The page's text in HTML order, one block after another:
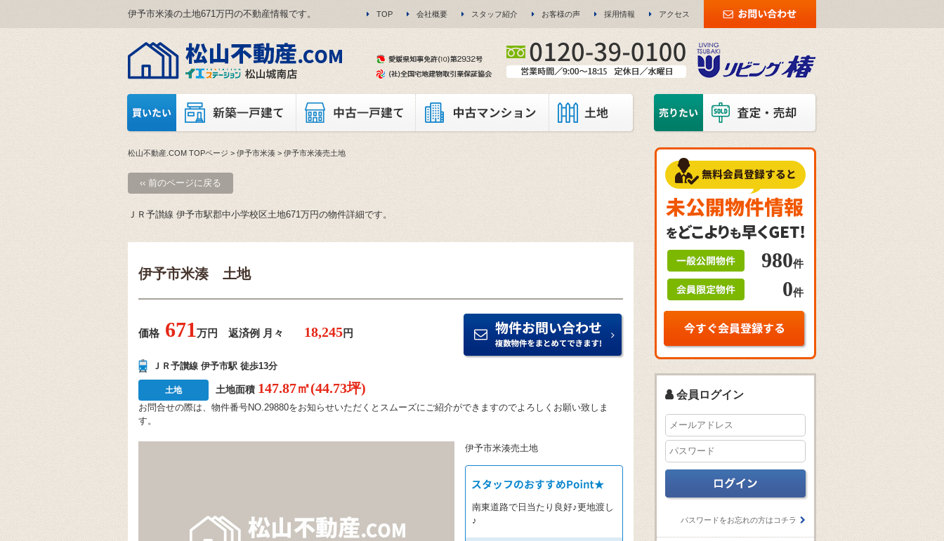
伊予市米湊の土地671万円の不動産情報です。 TOP 会社概要 スタッフ紹介 お客様の声 採用情報 アクセス
松山不動産.COM TOPページ > 伊予市米湊 > 伊予市米湊売土地
‹‹ 前のページに戻る
ＪＲ予讃線 伊予市駅郡中小学校区土地671万円の物件詳細です。
伊予市米湊 土地
価格 671万円 返済例 月々 円
ＪＲ予讃線 伊予市駅 徒歩13分
土地 土地面積 147.87㎡(44.73坪)
お問合せの際は、物件番号NO.29880をお知らせいただくとスムーズにご紹介ができますのでよろしくお願い致しま
す。
伊予市米湊売土地
南東道路で日当たり良好♪更地渡し
♪
980件
0件
会員ログイン
パスワードをお忘れの方はコチラ